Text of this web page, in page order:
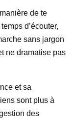
de te
d’écouter,
sans jargon
ne dramatise pas
et sa
sont plus à
des